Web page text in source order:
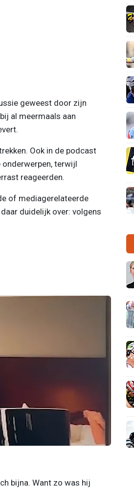
geweest door zijn
al meermaals aan
Ook in de podcast
terwijl
reageerden.
of mediagerelateerde
duidelijk over: volgens
bijna. Want zo was hij